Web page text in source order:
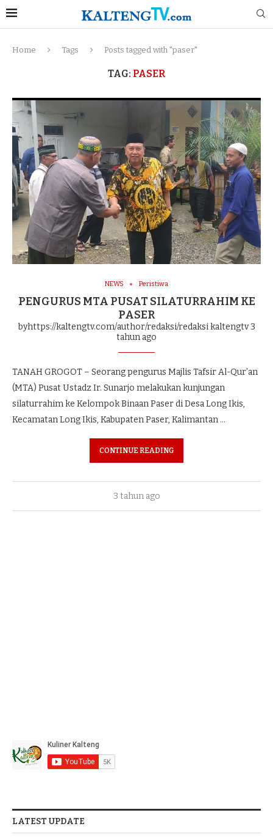
Home Tags Posts tagged with "paser"
TAG: PASER
NEWS Peristiwa
PENGURUS MTA PUSAT SILATURRAHIM KE
PASER
byhttps://kaltengtv.com/author/redaksi/redaksi kaltengtv3
tahun ago
TANAH GROGOT – Seorang pengurus Majlis Tafsir Al-Qur’an
(MTA) Pusat Ustadz Ir. Sunarjo melakukan kunjungan
silaturrahim ke Kelompok Binaan Paser di Desa Long Ikis,
Kecamatan Long Ikis, Kabupaten Paser, Kalimantan …
CONTINUE READING
3 tahun ago
LATEST UPDATE